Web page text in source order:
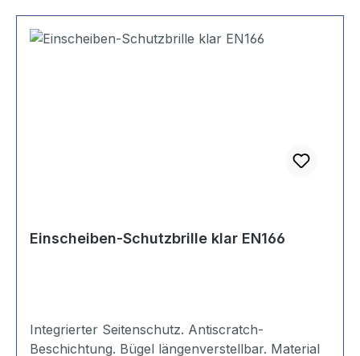
Einscheiben-Schutzbrille klar EN166
Integrierter Seitenschutz. Antiscratch-
Beschichtung. Bügel längenverstellbar. Material